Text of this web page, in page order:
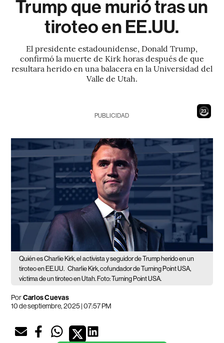
Trump que murió tras un
tiroteo en EE.UU.
El presidente estadounidense, Donald Trump,
confirmó la muerte de Kirk horas después de que
resultara herido en una balacera en la Universidad del
Valle de Utah.
21
PUBLICIDAD
Quién es Charlie Kirk, el activista y seguidor de Trump herido en un
tiroteo en EE.UU. Charlie Kirk, cofundador de Turning Point USA,
víctima de un tiroteo en Utah. Foto: Turning Point USA.
PorCarlos Cuevas
10 de septiembre, 2025 | 07:57 PM